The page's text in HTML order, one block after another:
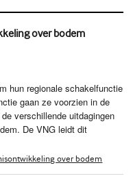
over bodem
hun regionale schakelfunctie
gaan ze voorzien in de
verschillende uitdagingen
De VNG leidt dit
over bodem